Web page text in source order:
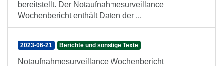
bereitstellt. Der Notaufnahmesurveillance
Wochenbericht enthält Daten der ...
2023-06-21 Berichte und sonstige Texte
Notaufnahmesurveillance Wochenbericht